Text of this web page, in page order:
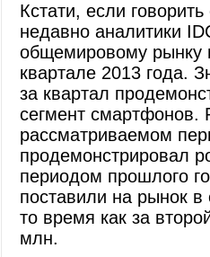
Кстати, если
недавно аналитики
общемировому рынку
квартале 2013 года.
за квартал
сегмент смартфонов.
рассматриваемом
продемонстрировал
периодом прошлого
поставили на рынок
то время как за
млн.